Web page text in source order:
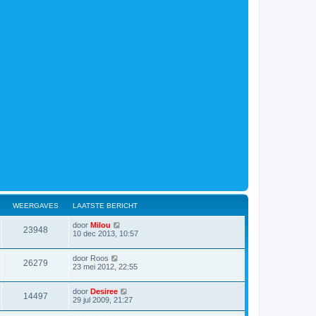
WEERGAVES LAATSTE BERICHT
23948 door Milou
10 dec 2013, 10:57
26279 door Roos
23 mei 2012, 22:55
14497 door Desiree
29 jul 2009, 21:27